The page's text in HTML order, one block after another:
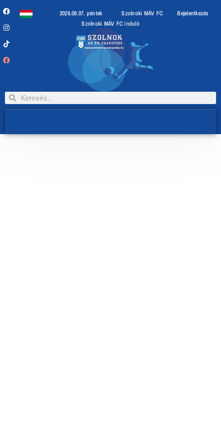
2026.08.07. péntek Szolnoki MÁV FC
Bejelentkezés
Szolnoki MÁV FC induló